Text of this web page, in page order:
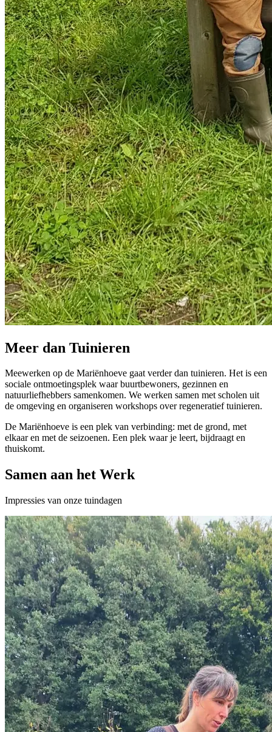
Meer dan Tuinieren
Meewerken op de Mariënhoeve gaat verder dan tuinieren. Het is een
sociale ontmoetingsplek waar buurtbewoners, gezinnen en
natuurliefhebbers samenkomen. We werken samen met scholen uit
de omgeving en organiseren workshops over regeneratief tuinieren.
De Mariënhoeve is een plek van verbinding: met de grond, met
elkaar en met de seizoenen. Een plek waar je leert, bijdraagt en
thuiskomt.
Samen aan het Werk
Impressies van onze tuindagen